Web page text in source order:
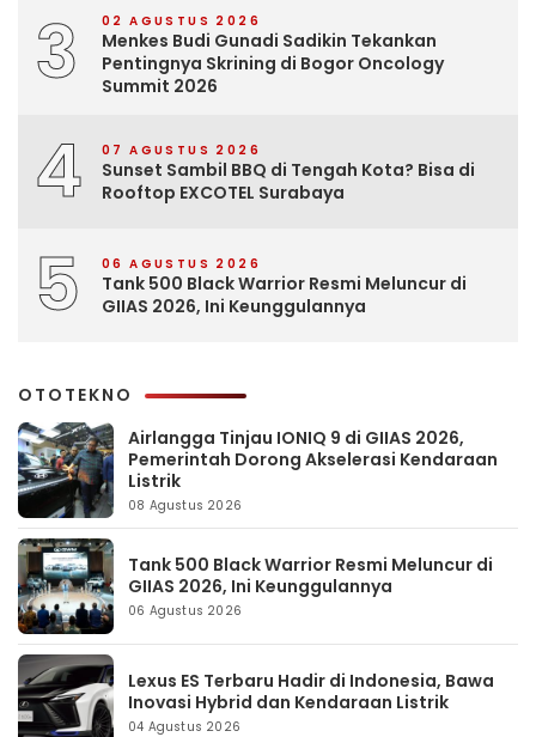
3 02 AGUSTUS 2026
Menkes Budi Gunadi Sadikin Tekankan
Pentingnya Skrining di Bogor Oncology
Summit 2026
4 07 AGUSTUS 2026
Sunset Sambil BBQ di Tengah Kota? Bisa di
Rooftop EXCOTEL Surabaya
5 06 AGUSTUS 2026
Tank 500 Black Warrior Resmi Meluncur di
GIIAS 2026, Ini Keunggulannya
OTOTEKNO
Airlangga Tinjau IONIQ 9 di GIIAS 2026,
Pemerintah Dorong Akselerasi Kendaraan
Listrik
08 Agustus 2026
Tank 500 Black Warrior Resmi Meluncur di
GIIAS 2026, Ini Keunggulannya
06 Agustus 2026
Lexus ES Terbaru Hadir di Indonesia, Bawa
Inovasi Hybrid dan Kendaraan Listrik
04 Agustus 2026